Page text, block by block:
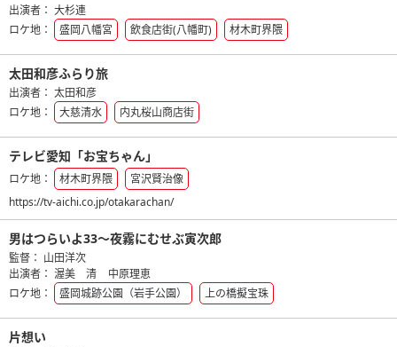
出演者： 大杉連
ロケ地：
盛岡八幡宮 飲食店街(八幡町) 材木町界隈
太田和彦ふらり旅
出演者： 太田和彦
ロケ地：
大慈清水 内丸桜山商店街
テレビ愛知「お宝ちゃん」
ロケ地： 材木町界隈
宮沢賢治像
https://tv-aichi.co.jp/otakarachan/
男はつらいよ33～夜霧にむせぶ寅次郎
監督： 山田洋次
出演者： 渥美 清
中原理恵
ロケ地：
盛岡城跡公園（岩手公園） 上の橋擬宝珠
片想い